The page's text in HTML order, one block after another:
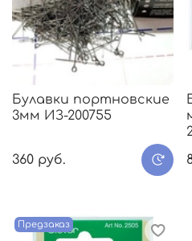
Булавки портновские
3мм ИЗ-200755
360 руб.
Предзаказ